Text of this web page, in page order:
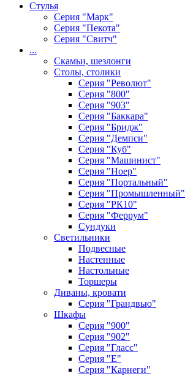
Стулья
Серия "Марк"
Серия "Пекота"
Серия "Свитч"
...
Скамьи, шезлонги
Столы, столики
Серия "Револют"
Серия "800"
Серия "903"
Серия "Баккара"
Серия "Бридж"
Серия "Демпси"
Серия "Куб"
Серия "Машинист"
Серия "Ноер"
Серия "Портальный"
Серия "Промышленный"
Серия "РК10"
Серия "Феррум"
Сундуки
Светильники
Подвесные
Настенные
Настольные
Торшеры
Диваны, кровати
Серия "Грандвью"
Шкафы
Серия "900"
Серия "902"
Серия "Гласс"
Серия "Е"
Серия "Карнеги"